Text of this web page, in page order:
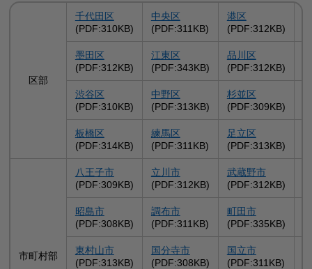
区部
千代田区
(PDF:310KB)
中央区
(PDF:311KB)
港区
(PDF:312KB)
墨田区
(PDF:312KB)
江東区
(PDF:343KB)
品川区
(PDF:312KB)
渋谷区
(PDF:310KB)
中野区
(PDF:313KB)
杉並区
(PDF:309KB)
板橋区
(PDF:314KB)
練馬区
(PDF:311KB)
足立区
(PDF:313KB)
市町村部
八王子市
(PDF:309KB)
立川市
(PDF:312KB)
武蔵野市
(PDF:312KB)
昭島市
(PDF:308KB)
調布市
(PDF:311KB)
町田市
(PDF:335KB)
東村山市
(PDF:313KB)
国分寺市
(PDF:308KB)
国立市
(PDF:311KB)